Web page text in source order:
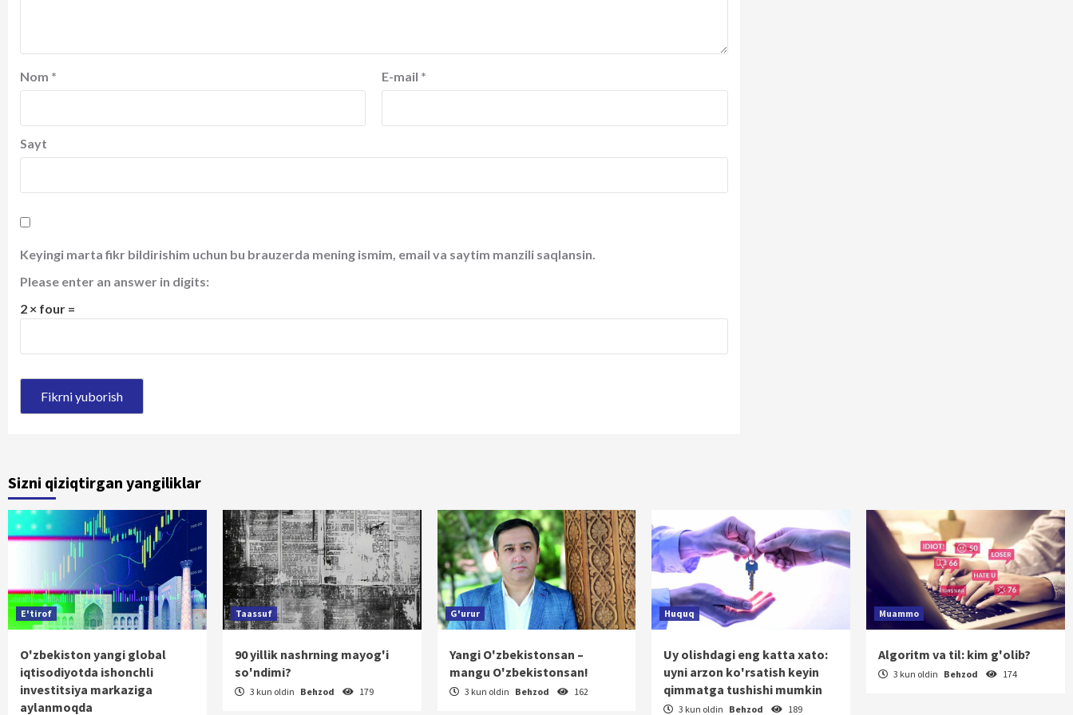
Nom * E-mail *
Sayt
Keyingi marta fikr bildirishim uchun bu brauzerda mening ismim, email va saytim manzili saqlansin.
Please enter an answer in digits:
2 × four =
Sizni qiziqtirgan yangiliklar
E'tirof
O'zbekiston yangi global
iqtisodiyotda ishonchli
investitsiya markaziga
aylanmoqda
Taassuf
90 yillik nashrning mayog'i
so'ndimi?
3 kun oldin Behzod 179
G'urur
Yangi O'zbekistonsan –
mangu O'zbekistonsan!
3 kun oldin Behzod 162
Huquq
Uy olishdagi eng katta xato:
uyni arzon ko'rsatish keyin
qimmatga tushishi mumkin
3 kun oldin Behzod 189
Muammo
Algoritm va til: kim g'olib?
3 kun oldin Behzod 174